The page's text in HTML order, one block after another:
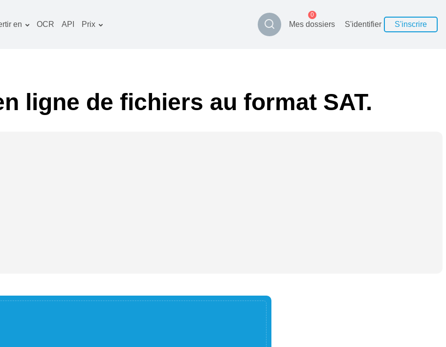
en
Livres convertisseur
OCR API Prix Mes dossiers
0
S'identifier S'inscrire
ligne de fichiers au format SAT.